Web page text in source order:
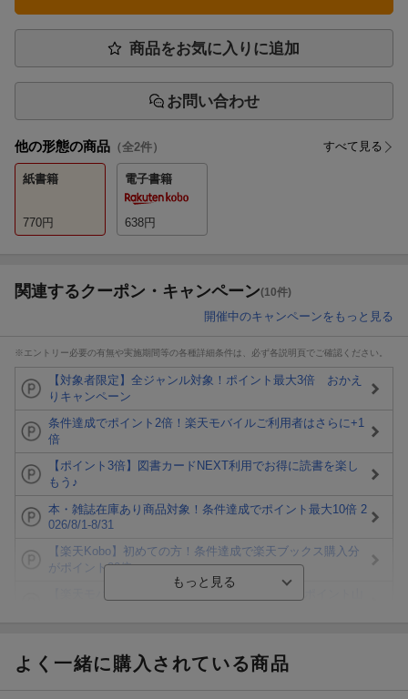
商品をお気に入りに追加
お問い合わせ
他の形態の商品 （全2件） すべて見る
紙書籍
770円
電子書籍
638円
関連するクーポン・キャンペーン(10件)
開催中のキャンペーンをもっと見る
※エントリー必要の有無や実施期間等の各種詳細条件は、必ず各説明頁でご確認ください。
【対象者限定】全ジャンル対象！ポイント最大3倍 おかえ
りキャンペーン
条件達成でポイント2倍！楽天モバイルご利用者はさらに+1
倍
【ポイント3倍】図書カードNEXT利用でお得に読書を楽し
もう♪
本・雑誌在庫あり商品対象！条件達成でポイント最大10倍 2
026/8/1-8/31
【楽天Kobo】初めての方！条件達成で楽天ブックス購入分
がポイント20倍
ト山分け
よく一緒に購入されている商品